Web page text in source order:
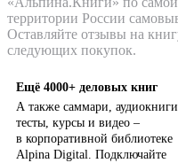
территории России
Оставляйте отзывы на
следующих покупок.
Ещё 4000+ деловых книг
А также саммари,
тесты, курсы и видео –
в корпоративной библиотеке
Alpina Digital. Подключайте